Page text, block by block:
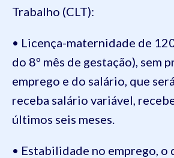
Trabalho (CLT):
• Licença-maternidade de
do 8º mês de gestação), sem
emprego e do salário, que
receba salário variável,
últimos seis meses.
• Estabilidade no emprego, o